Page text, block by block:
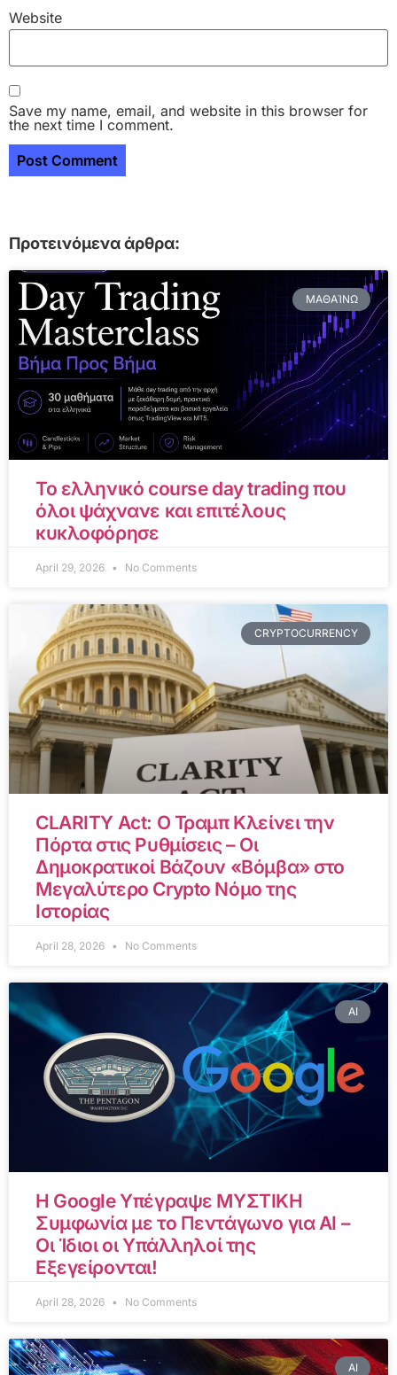
Website
Save my name, email, and website in this browser for
the next time I comment.
Προτεινόμενα άρθρα:
ΜΑΘΑΊΝΩ
Το ελληνικό course day trading που
όλοι ψάχνανε και επιτέλους
κυκλοφόρησε
April 29, 2026 No Comments
CRYPTOCURRENCY
CLARITY Act: Ο Τραμπ Κλείνει την
Πόρτα στις Ρυθμίσεις – Οι
Δημοκρατικοί Βάζουν «Βόμβα» στο
Μεγαλύτερο Crypto Νόμο της
Ιστορίας
April 28, 2026 No Comments
AI
Η Google Υπέγραψε ΜΥΣΤΙΚΗ
Συμφωνία με το Πεντάγωνο για AI –
Οι Ίδιοι οι Υπάλληλοί της
Εξεγείρονται!
April 28, 2026 No Comments
AI